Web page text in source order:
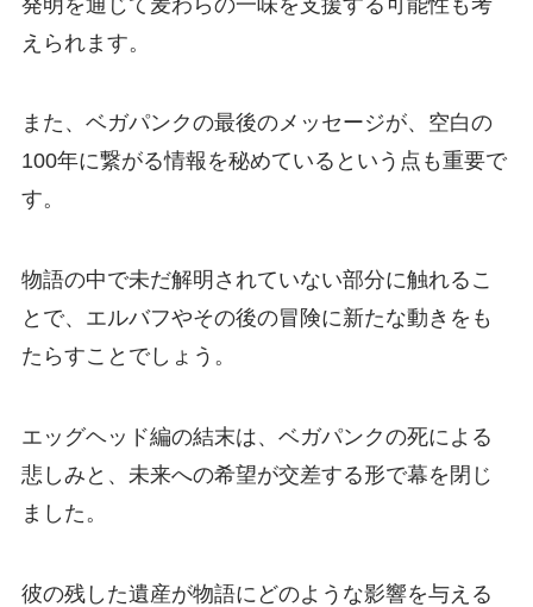
えられます。
また、ベガパンクの最後のメッセージが、空白の
100年に繋がる情報を秘めているという点も重要で
す。
物語の中で未だ解明されていない部分に触れるこ
とで、エルバフやその後の冒険に新たな動きをも
たらすことでしょう。
エッグヘッド編の結末は、ベガパンクの死による
悲しみと、未来への希望が交差する形で幕を閉じ
ました。
彼の残した遺産が物語にどのような影響を与える